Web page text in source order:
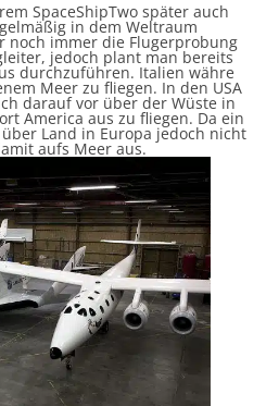
SpaceShipTwo später auch
in dem Weltraum
noch immer die Flugerprobung
jedoch plant man bereits
durchzuführen. Italien währe
Meer zu fliegen. In den USA
darauf vor über der Wüste in
America aus zu fliegen. Da ein
Land in Europa jedoch nicht
aufs Meer aus.